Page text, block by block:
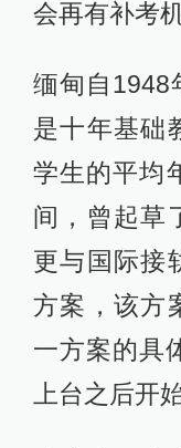
会再有补考机
缅甸自1948
是十年基础
学生的平均
间，曾起草
更与国际接
方案，该方
一方案的具
上台之后开